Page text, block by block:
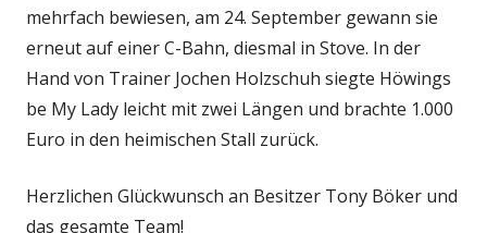
mehrfach bewiesen, am 24. September gewann sie
erneut auf einer C-Bahn, diesmal in Stove. In der
Hand von Trainer Jochen Holzschuh siegte Höwings
be My Lady leicht mit zwei Längen und brachte 1.000
Euro in den heimischen Stall zurück.
Herzlichen Glückwunsch an Besitzer Tony Böker und
das gesamte Team!